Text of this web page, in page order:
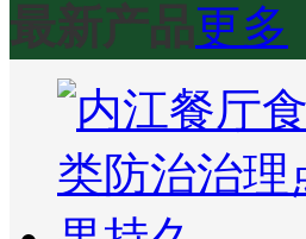
最新产品更多